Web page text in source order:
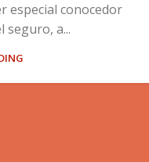
especial conocedor
seguro, a...